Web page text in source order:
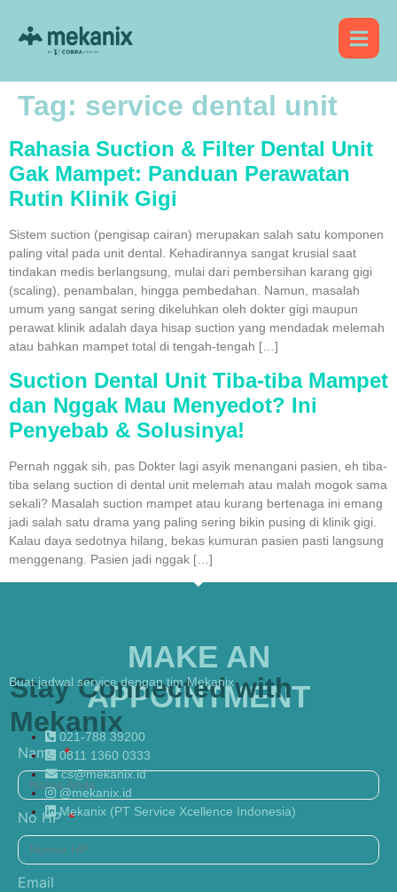
Tag: service dental unit
Rahasia Suction & Filter Dental Unit
Gak Mampet: Panduan Perawatan
Rutin Klinik Gigi
Sistem suction (pengisap cairan) merupakan salah satu komponen
paling vital pada unit dental. Kehadirannya sangat krusial saat
tindakan medis berlangsung, mulai dari pembersihan karang gigi
(scaling), penambalan, hingga pembedahan. Namun, masalah
umum yang sangat sering dikeluhkan oleh dokter gigi maupun
perawat klinik adalah daya hisap suction yang mendadak melemah
atau bahkan mampet total di tengah-tengah […]
Suction Dental Unit Tiba-tiba Mampet
dan Nggak Mau Menyedot? Ini
Penyebab & Solusinya!
Pernah nggak sih, pas Dokter lagi asyik menangani pasien, eh tiba-
tiba selang suction di dental unit melemah atau malah mogok sama
sekali? Masalah suction mampet atau kurang bertenaga ini emang
jadi salah satu drama yang paling sering bikin pusing di klinik gigi.
Kalau daya sedotnya hilang, bekas kumuran pasien pasti langsung
menggenang. Pasien jadi nggak […]
021-788 39200
0811 1360 0333
cs@mekanix.id
@mekanix.id
Mekanix (PT Service Xcellence Indonesia)
Stay Connected with
Mekanix
MAKE AN
APPOINTMENT
Buat jadwal service dengan tim Mekanix
Nama
No HP
Email